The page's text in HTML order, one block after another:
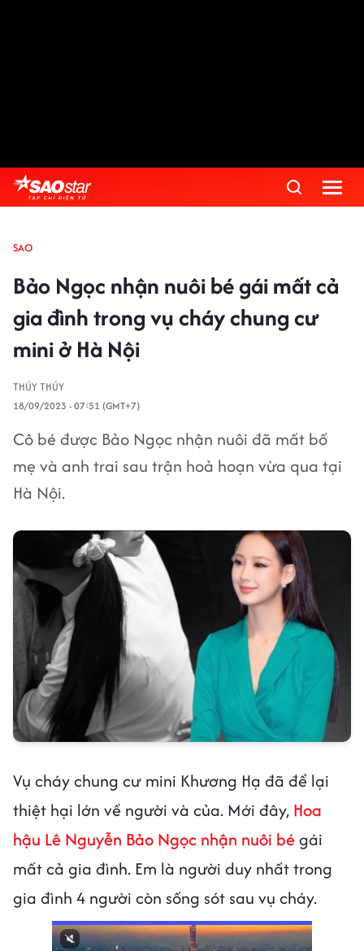
SAO
Bảo Ngọc nhận nuôi bé gái mất cả
gia đình trong vụ cháy chung cư
mini ở Hà Nội
THÚY THÚY
18/09/2023 - 07:51 (GMT+7)
Cô bé được Bảo Ngọc nhận nuôi đã mất bố
mẹ và anh trai sau trận hoả hoạn vừa qua tại
Hà Nội.
Vụ cháy chung cư mini Khương Hạ đã để lại
thiệt hại lớn về người và của. Mới đây, Hoa
hậu Lê Nguyễn Bảo Ngọc nhận nuôi bégái
mất cả gia đình. Em là người duy nhất trong
gia đình 4 người còn sống sót sau vụ cháy.